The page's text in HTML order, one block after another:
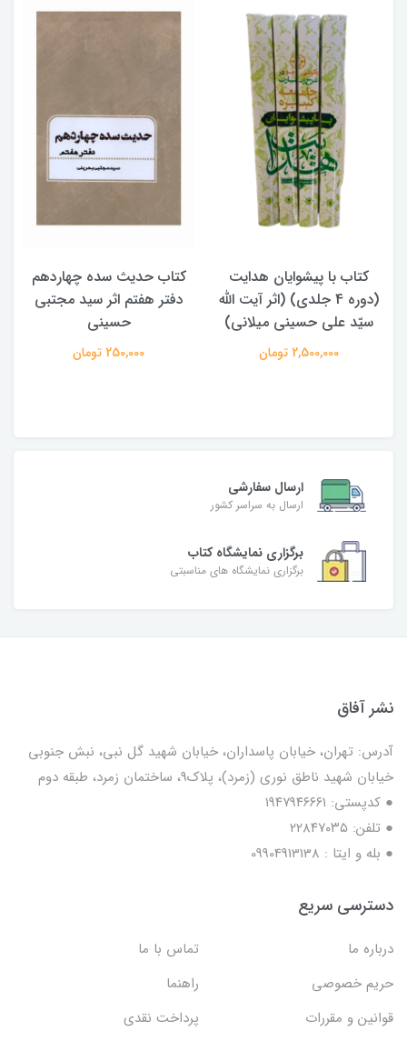
کتاب حدیث سده چهاردهم
دفتر هفتم اثر سید مجتبی
حسینی
250,000 تومان
کتاب آفاق الولایه فی فقه
الامامه (2 جلدی)
950,000 تومان
ارسال سفارشی
ارسال به سراسر کشور
برگزاری نمایشگاه کتاب
برگزاری نمایشگاه های مناسبتی
نشر آفاق
آدرس: تهران، خیابان پاسداران، خیابان شهید گل نبی، نبش جنوبی
خیابان شهید ناطق نوری (زمرد)، پلاک9، ساختمان زمرد، طبقه دوم
● کدپستی: ۱۹۴۷۹۴۶۶۶۱
● تلفن: ٢٢٨۴٧۰۳۵
● بله و ایتا : 09904913138
دسترسی سریع
درباره ما
تماس با ما
حریم خصوصی
راهنما
قوانین و مقررات
پرداخت نقدی